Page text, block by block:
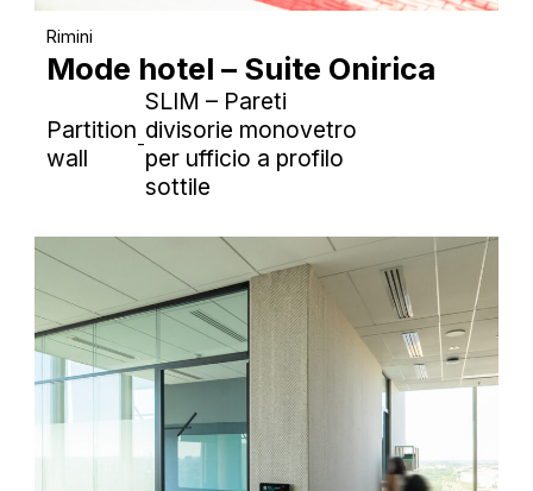
Rimini
Mode hotel – Suite Onirica
Partition
wall
-
SLIM – Pareti
divisorie monovetro
per ufficio a profilo
sottile